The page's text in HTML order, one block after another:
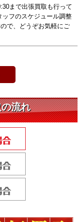
まで出張買取も行って
フのスケジュール調整
で、どうぞお気軽にご